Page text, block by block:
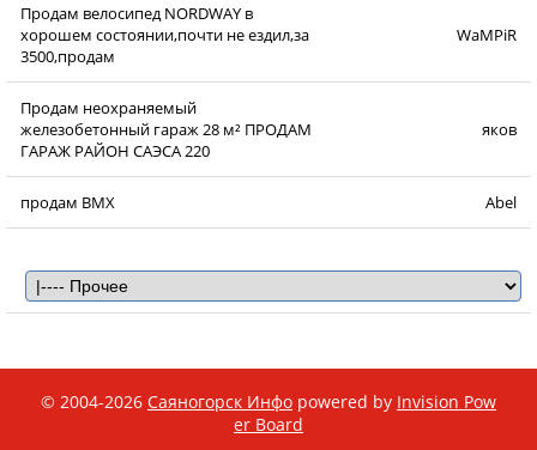
Продам велосипед NORDWAY в
хорошем состоянии,почти не ездил,за
3500,продам
WaMPiR
Продам неохраняемый
железобетонный гараж 28 м² ПРОДАМ
ГАРАЖ РАЙОН САЭСА 220
яков
продам BMX Abel
© 2004-2026 Саяногорск Инфо powered by Invision Pow
er Board